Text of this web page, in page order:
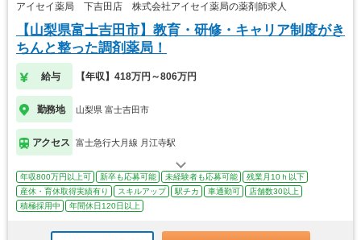
アイセイ薬局 下吉田店 株式会社アイセイ薬局の薬剤師求人
【山梨県富士吉田市】教育・研修・キャリア制度がき
ちんと整った調剤薬局！
給与 【年収】418万円～806万円
勤務地 山梨県 富士吉田市
アクセス 富士急行大月線 月江寺駅
年収800万円以上可 新卒も応募可能 未経験者も応募可能
残業月10ｈ以下
産休・育休取得実績有り
スキルアップ 駅チカ 車通勤可
店舗数30以上
積極採用中
年間休日120日以上